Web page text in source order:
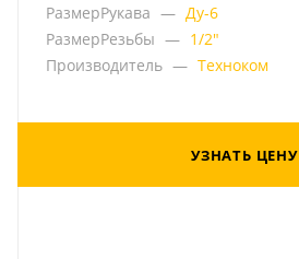
РазмерРукава — Ду-6
РазмерРезьбы — 1/2"
Производитель — Техноком
УЗНАТЬ ЦЕНУ